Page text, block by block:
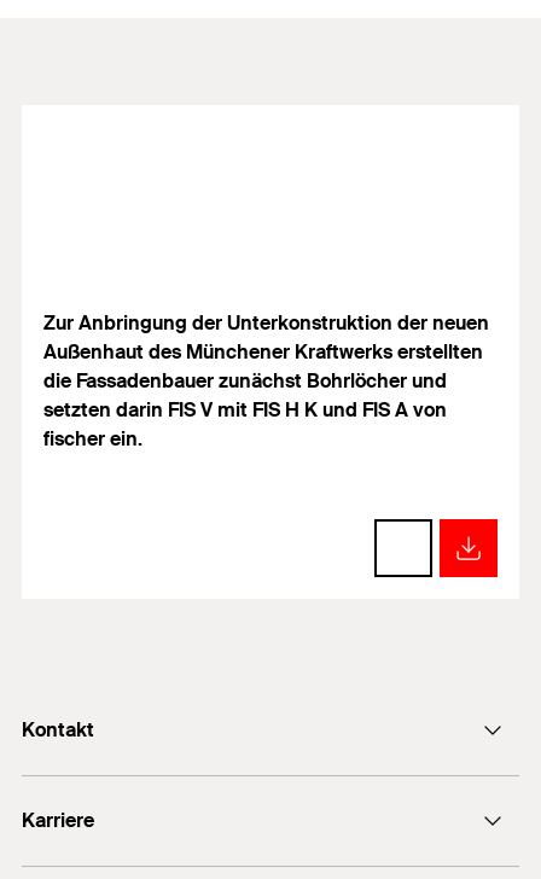
Zur Anbringung der Unterkonstruktion der neuen
Außenhaut des Münchener Kraftwerks erstellten
die Fassadenbauer zunächst Bohrlöcher und
setzten darin FIS V mit FIS H K und FIS A von
fischer ein.
Kontakt
+49 7443 12-0
Karriere